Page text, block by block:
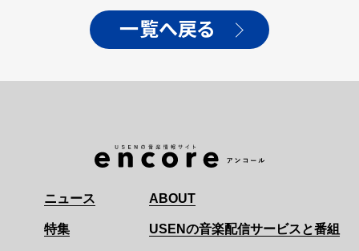
一覧へ戻る
ニュース
特集
ABOUT
USENの音楽配信サービスと番組